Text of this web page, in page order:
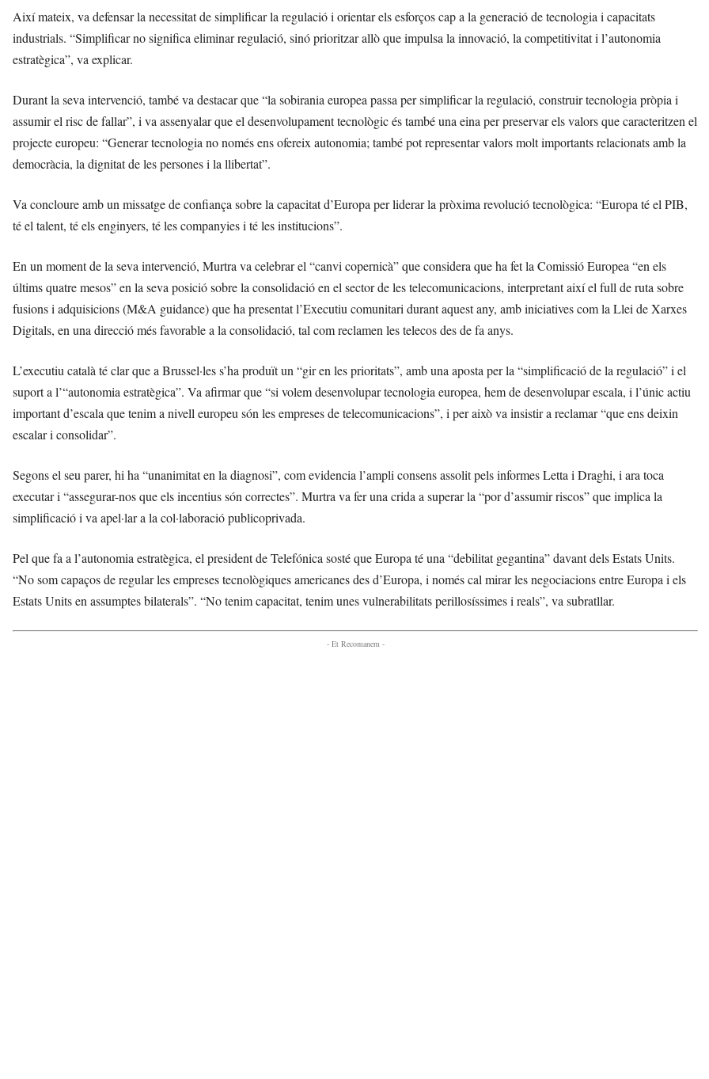
Així mateix, va defensar la necessitat de simplificar la regulació i orientar els esforços cap a la generació de tecnologia i capacitats
industrials. “Simplificar no significa eliminar regulació, sinó prioritzar allò que impulsa la innovació, la competitivitat i l’autonomia
estratègica”, va explicar.
Durant la seva intervenció, també va destacar que “la sobirania europea passa per simplificar la regulació, construir tecnologia pròpia i
assumir el risc de fallar”, i va assenyalar que el desenvolupament tecnològic és també una eina per preservar els valors que caracteritzen el
projecte europeu: “Generar tecnologia no només ens ofereix autonomia; també pot representar valors molt importants relacionats amb la
democràcia, la dignitat de les persones i la llibertat”.
Va concloure amb un missatge de confiança sobre la capacitat d’Europa per liderar la pròxima revolució tecnològica: “Europa té el PIB,
té el talent, té els enginyers, té les companyies i té les institucions”.
En un moment de la seva intervenció, Murtra va celebrar el “canvi copernicà” que considera que ha fet la Comissió Europea “en els
últims quatre mesos” en la seva posició sobre la consolidació en el sector de les telecomunicacions, interpretant així el full de ruta sobre
fusions i adquisicions (M&A guidance) que ha presentat l’Executiu comunitari durant aquest any, amb iniciatives com la Llei de Xarxes
Digitals, en una direcció més favorable a la consolidació, tal com reclamen les telecos des de fa anys.
L’executiu català té clar que a Brussel·les s’ha produït un “gir en les prioritats”, amb una aposta per la “simplificació de la regulació” i el
suport a l’“autonomia estratègica”. Va afirmar que “si volem desenvolupar tecnologia europea, hem de desenvolupar escala, i l’únic actiu
important d’escala que tenim a nivell europeu són les empreses de telecomunicacions”, i per això va insistir a reclamar “que ens deixin
escalar i consolidar”.
Segons el seu parer, hi ha “unanimitat en la diagnosi”, com evidencia l’ampli consens assolit pels informes Letta i Draghi, i ara toca
executar i “assegurar-nos que els incentius són correctes”. Murtra va fer una crida a superar la “por d’assumir riscos” que implica la
simplificació i va apel·lar a la col·laboració publicoprivada.
Pel que fa a l’autonomia estratègica, el president de Telefónica sosté que Europa té una “debilitat gegantina” davant dels Estats Units.
“No som capaços de regular les empreses tecnològiques americanes des d’Europa, i només cal mirar les negociacions entre Europa i els
Estats Units en assumptes bilaterals”. “No tenim capacitat, tenim unes vulnerabilitats perillosíssimes i reals”, va subratllar.
- Et Recomanem -